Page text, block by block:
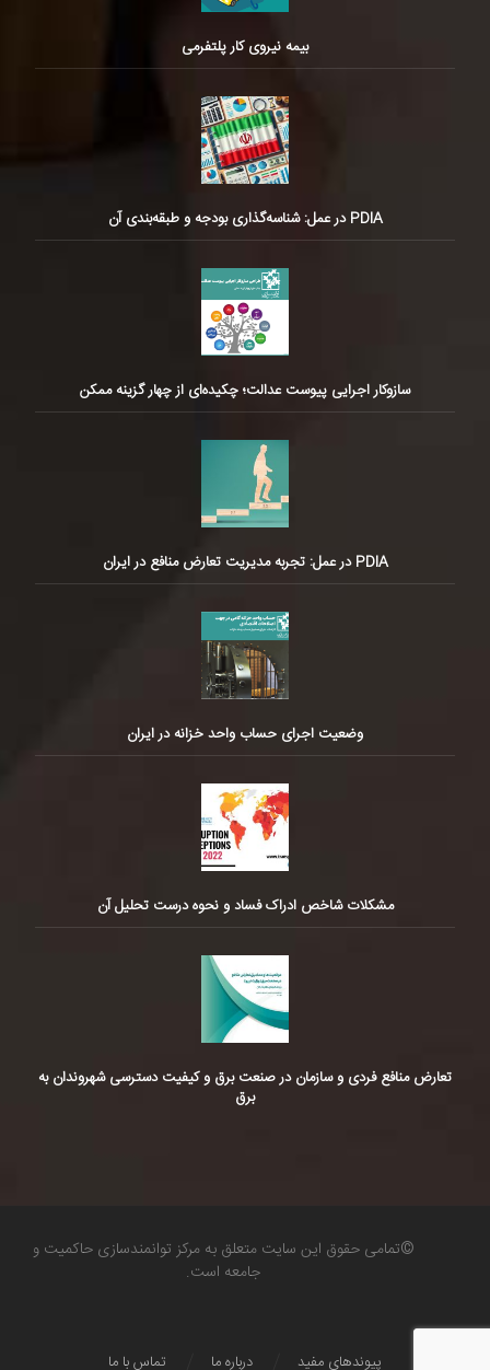
بیمه نیروی کار پلتفرمی
PDIA در عمل: شناسه‌گذاری بودجه و طبقه‌بندی آن
سازوکار اجرایی پیوست عدالت؛ چکیده‌ای از چهار گزینه ممکن
PDIA در عمل: تجربه مدیریت تعارض منافع در ایران
وضعیت اجرای حساب واحد خزانه در ایران
مشکلات شاخص ادراک فساد و نحوه درست تحلیل آن
تعارض منافع فردی و سازمان در صنعت برق و کیفیت دسترسی شهروندان به
برق
©تمامی حقوق این سایت متعلق به مرکز توانمندسازی حاکمیت و
جامعه است.
تماس با ما درباره ما پیوندهای مفید